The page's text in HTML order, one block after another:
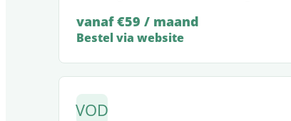
vanaf €59 / maand
Bestel via website
VOD